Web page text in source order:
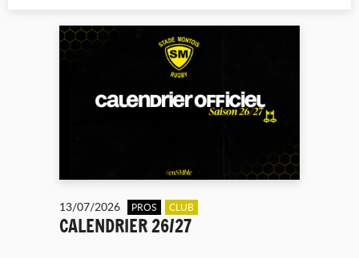
13/07/2026 PROS CLUB
CALENDRIER 26/27